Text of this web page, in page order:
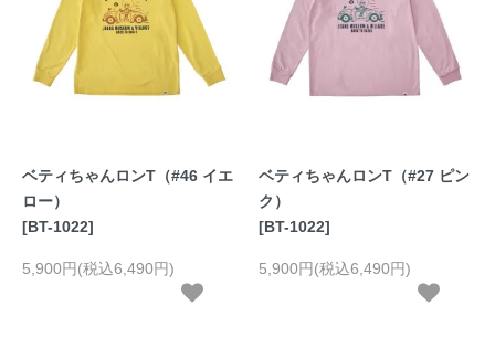
ベティちゃんロンT（#46 イエ
ロー）
[BT-1022]
5,900円(税込6,490円)
ベティちゃんロンT（#27 ピン
ク）
[BT-1022]
5,900円(税込6,490円)